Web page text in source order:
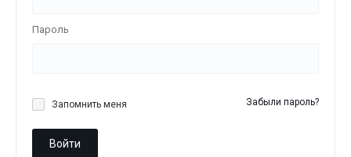
Пароль
Запомнить меня Забыли пароль?
Войти